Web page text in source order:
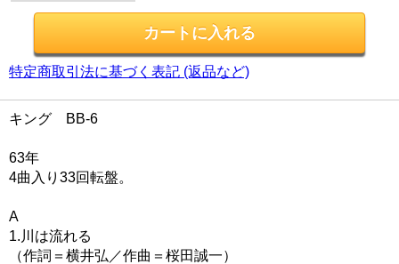
特定商取引法に基づく表記 (返品など)
キング BB-6
63年
4曲入り33回転盤。
A
1.川は流れる
（作詞＝横井弘／作曲＝桜田誠一）